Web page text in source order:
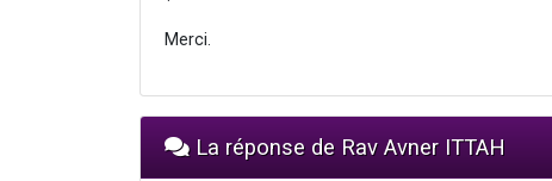
Merci.
La réponse de Rav Avner ITTAH